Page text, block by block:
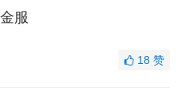
服
18赞